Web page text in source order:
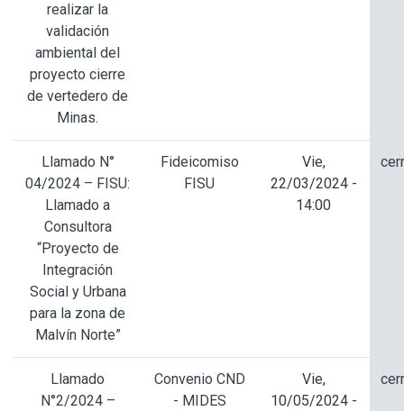
realizar la
validación
ambiental del
proyecto cierre
de vertedero de
Minas.
Llamado N°
04/2024 – FISU:
Llamado a
Consultora
“Proyecto de
Integración
Social y Urbana
para la zona de
Malvín Norte”
Fideicomiso
FISU
Vie,
22/03/2024 -
14:00
Llamado
N°2/2024 –
Convenio CND
- MIDES
Vie,
10/05/2024 -